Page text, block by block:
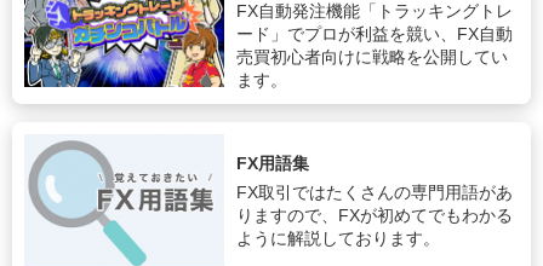
FX自動発注機能「トラッキングトレ
ード」でプロが利益を競い、FX自動
売買初心者向けに戦略を公開してい
ます。
FX用語集
FX取引ではたくさんの専門用語があ
りますので、FXが初めてでもわかる
ように解説しております。